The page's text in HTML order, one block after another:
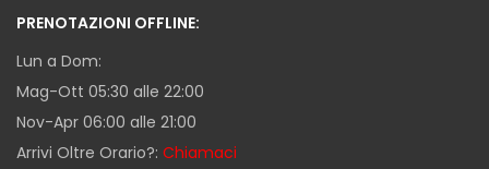
PRENOTAZIONI OFFLINE:
Lun a Dom:
Mag-Ott 05:30 alle 22:00
Nov-Apr 06:00 alle 21:00
Arrivi Oltre Orario?: Chiamaci